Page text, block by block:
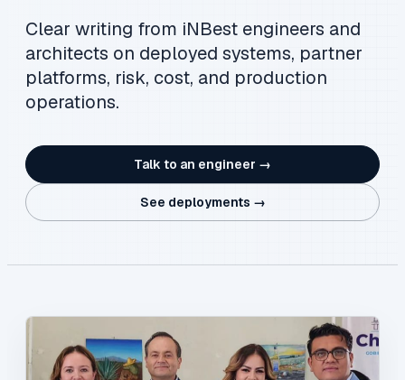
Clear writing from iNBest engineers and
architects on deployed systems, partner
platforms, risk, cost, and production
operations.
Talk to an engineer →
See deployments →